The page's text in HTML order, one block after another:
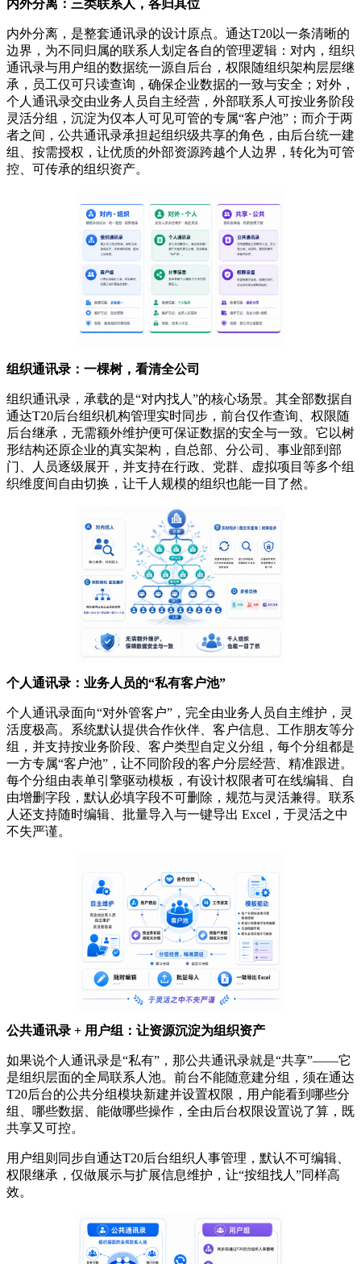
内外分离：三类联系人，各归其位
内外分离，是整套通讯录的设计原点。通达T20以一条清晰的
边界，为不同归属的联系人划定各自的管理逻辑：对内，组织
通讯录与用户组的数据统一源自后台，权限随组织架构层层继
承，员工仅可只读查询，确保企业数据的一致与安全；对外，
个人通讯录交由业务人员自主经营，外部联系人可按业务阶段
灵活分组，沉淀为仅本人可见可管的专属“客户池”；而介于两
者之间，公共通讯录承担起组织级共享的角色，由后台统一建
组、按需授权，让优质的外部资源跨越个人边界，转化为可管
控、可传承的组织资产。
组织通讯录：一棵树，看清全公司
组织通讯录，承载的是“对内找人”的核心场景。其全部数据自
通达T20后台组织机构管理实时同步，前台仅作查询、权限随
后台继承，无需额外维护便可保证数据的安全与一致。它以树
形结构还原企业的真实架构，自总部、分公司、事业部到部
门、人员逐级展开，并支持在行政、党群、虚拟项目等多个组
织维度间自由切换，让千人规模的组织也能一目了然。
个人通讯录：业务人员的“私有客户池”
个人通讯录面向“对外管客户”，完全由业务人员自主维护，灵
活度极高。系统默认提供合作伙伴、客户信息、工作朋友等分
组，并支持按业务阶段、客户类型自定义分组，每个分组都是
一方专属“客户池”，让不同阶段的客户分层经营、精准跟进。
每个分组由表单引擎驱动模板，有设计权限者可在线编辑、自
由增删字段，默认必填字段不可删除，规范与灵活兼得。联系
人还支持随时编辑、批量导入与一键导出 Excel，于灵活之中
不失严谨。
公共通讯录 + 用户组：让资源沉淀为组织资产
如果说个人通讯录是“私有”，那公共通讯录就是“共享”——它
是组织层面的全局联系人池。前台不能随意建分组，须在通达
T20后台的公共分组模块新建并设置权限，用户能看到哪些分
组、哪些数据、能做哪些操作，全由后台权限设置说了算，既
共享又可控。
用户组则同步自通达T20后台组织人事管理，默认不可编辑、
权限继承，仅做展示与扩展信息维护，让“按组找人”同样高
效。